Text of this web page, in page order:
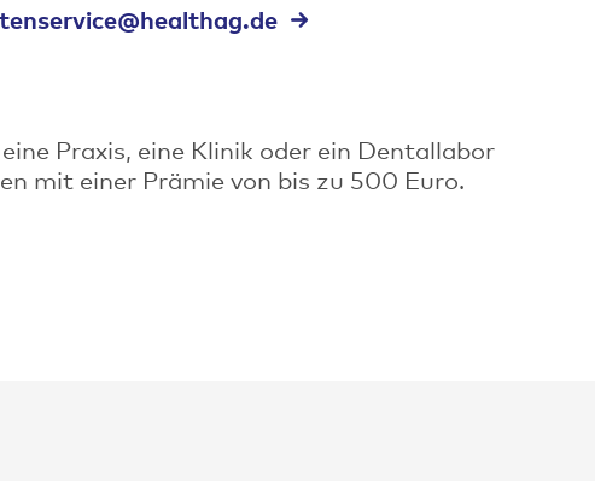
Praxis, eine Klinik oder ein Dentallabor
mit einer Prämie von bis zu 500 Euro.